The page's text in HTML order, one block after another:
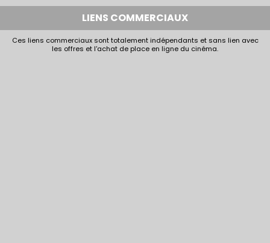
LIENS COMMERCIAUX
Ces liens commerciaux sont totalement indépendants et sans lien avec
les offres et l'achat de place en ligne du cinéma.